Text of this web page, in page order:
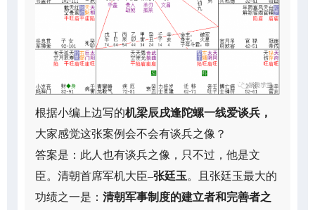
根据小编上边写的机梁辰戌逢陀螺一线爱谈兵，
大家感觉这张案例会不会有谈兵之像？
答案是：此人也有谈兵之像，只不过，他是文
臣。清朝首席军机大臣–张廷玉。且张廷玉最大的
功绩之一是： 清朝军事制度的建立者和完善者之